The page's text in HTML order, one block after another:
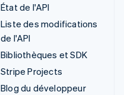
État de l'API
Liste des modifications
de l'API
Bibliothèques et SDK
Stripe Projects
Blog du développeur